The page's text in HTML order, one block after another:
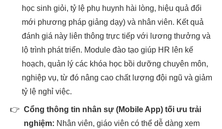
học sinh giỏi, tỷ lệ phụ huynh hài lòng, hiệu quả đổi
mới phương pháp giảng dạy) và nhân viên. Kết quả
đánh giá này liên thông trực tiếp với lương thưởng và
lộ trình phát triển. Module đào tạo giúp HR lên kế
hoạch, quản lý các khóa học bồi dưỡng chuyên môn,
nghiệp vụ, từ đó nâng cao chất lượng đội ngũ và giảm
tỷ lệ nghỉ việc.
👉 Cổng thông tin nhân sự (Mobile App) tối ưu trải
nghiệm: Nhân viên, giáo viên có thể dễ dàng xem